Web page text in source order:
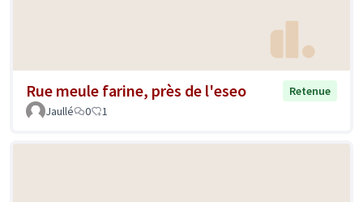
Rue meule farine, près de l'eseo
Retenue
Jaullé
0 1